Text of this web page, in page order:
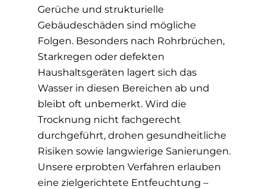
Gerüche und strukturielle
Gebäudeschäden sind mögliche
Folgen. Besonders nach Rohrbrüchen,
Starkregen oder defekten
Haushaltsgeräten lagert sich das
Wasser in diesen Bereichen ab und
bleibt oft unbemerkt. Wird die
Trocknung nicht fachgerecht
durchgeführt, drohen gesundheitliche
Risiken sowie langwierige Sanierungen.
Unsere erprobten Verfahren erlauben
eine zielgerichtete Entfeuchtung –